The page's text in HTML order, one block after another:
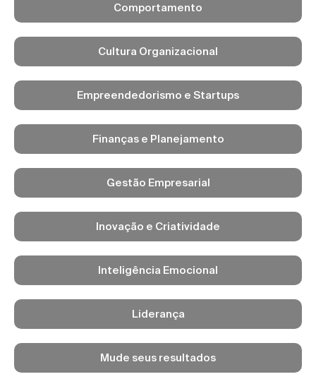
Comportamento
Cultura Organizacional
Empreendedorismo e Startups
Finanças e Planejamento
Gestão Empresarial
Inovação e Criatividade
Inteligência Emocional
Liderança
Mude seus resultados